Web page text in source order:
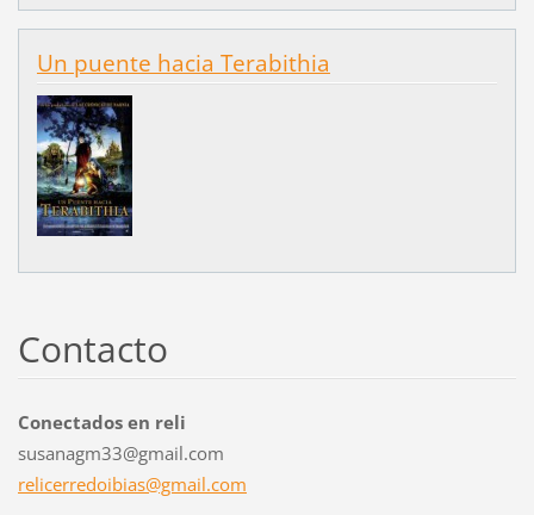
Un puente hacia Terabithia
Contacto
Conectados en reli
susanagm33@gmail.com
relicerredoibias@gmail.com